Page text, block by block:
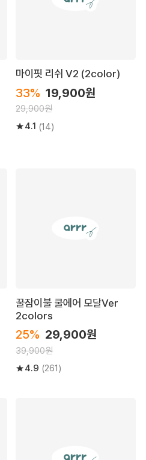
마이핏 리쉬 V2 (2color)
33% 19,900원
29,900원
4.1 (14)
꿀잠이불 쿨에어 모달Ver
2colors
25% 29,900원
39,900원
4.9 (261)